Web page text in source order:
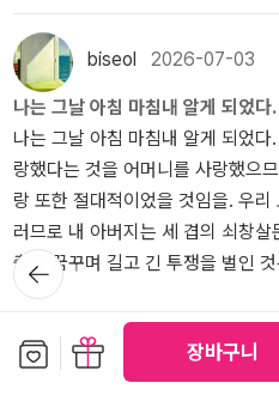
장바구니
biseol 2026-07-03
나는 그날 아침 마침내 알게 되었다
나는 그날 아침 마침내 알게 되었
랑했다는 것을 어머니를 사랑했으
랑 또한 절대적이었을 것임을. 우
러므로 내 아버지는 세 겹의 쇠창
출을 꿈꾸며 길고 긴 투쟁을 벌인
08
공감 ( )댓글 (0)
뒤로가
기